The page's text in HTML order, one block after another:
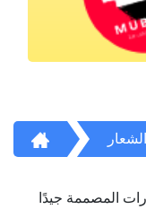
المصممة جيدًا